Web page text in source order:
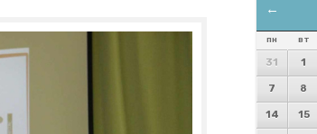
←
ПН ВТ
31 1
7 8
14 15